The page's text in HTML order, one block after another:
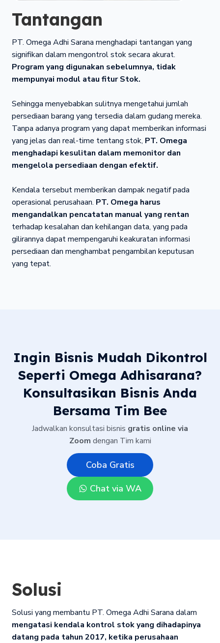
Tantangan
PT. Omega Adhi Sarana menghadapi tantangan yang
signifikan dalam mengontrol stok secara akurat.
Program yang digunakan sebelumnya, tidak
mempunyai modul atau fitur Stok.
Sehingga menyebabkan sulitnya mengetahui jumlah
persediaan barang yang tersedia dalam gudang mereka.
Tanpa adanya program yang dapat memberikan informasi
yang jelas dan real-time tentang stok, PT. Omega
menghadapi kesulitan dalam memonitor dan
mengelola persediaan dengan efektif.
Kendala tersebut memberikan dampak negatif pada
operasional perusahaan. PT. Omega harus
mengandalkan pencatatan manual yang rentan
terhadap kesalahan dan kehilangan data, yang pada
gilirannya dapat mempengaruhi keakuratan informasi
persediaan dan menghambat pengambilan keputusan
yang tepat.
Ingin Bisnis Mudah Dikontrol
Seperti Omega Adhisarana?
Konsultasikan Bisnis Anda
Bersama Tim Bee
Jadwalkan konsultasi bisnis gratis online via
Zoom dengan Tim kami
Coba Gratis
Chat via WA
Solusi
Solusi yang membantu PT. Omega Adhi Sarana dalam
mengatasi kendala kontrol stok yang dihadapinya
datang pada tahun 2017, ketika perusahaan